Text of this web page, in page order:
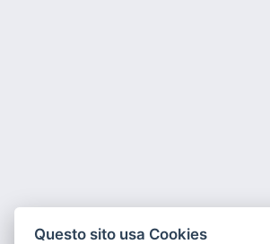
Questo sito usa Cookies